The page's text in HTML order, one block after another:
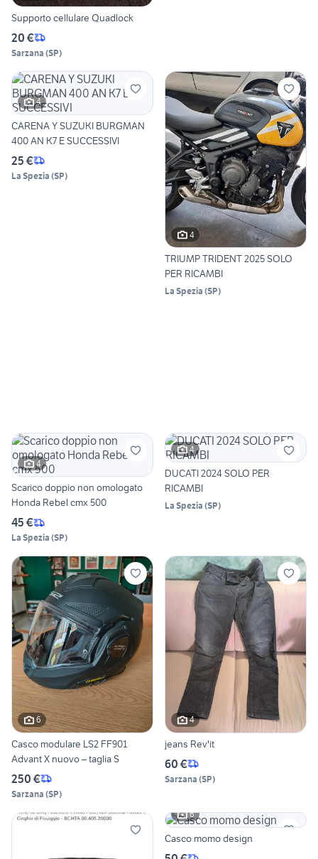
Supporto cellulare Quadlock
20 €
Sarzana (SP)
4
CARENA Y SUZUKI BURGMAN
400 AN K7 E SUCCESSIVI
25 €
La Spezia (SP)
4
TRIUMP TRIDENT 2025 SOLO
PER RICAMBI
La Spezia (SP)
4
Scarico doppio non omologato
Honda Rebel cmx 500
45 €
La Spezia (SP)
4
DUCATI 2024 SOLO PER
RICAMBI
La Spezia (SP)
6
Casco modulare LS2 FF901
Advant X nuovo – taglia S
250 €
Sarzana (SP)
4
jeans Rev'it
60 €
Sarzana (SP)
6
Casco momo design